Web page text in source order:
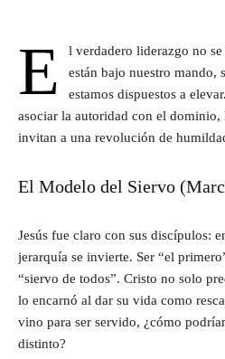
E
l verdadero liderazgo no
están bajo nuestro mando,
estamos dispuestos a
asociar la autoridad con el
invitan a una revolución de
El Modelo del Siervo
Jesús fue claro con sus discípulos:
jerarquía se invierte. Ser “el
“siervo de todos”. Cristo no solo
lo encarnó al dar su vida como
vino para ser servido, ¿cómo
distinto?